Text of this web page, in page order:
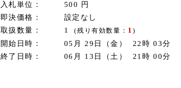
入札単位：
500 円
即決価格：
設定なし
取扱数量：
1(残り有効数量： 1 )
開始日時：
05月 29日（金） 22時 03分
終了日時：
06月 13日（土） 21時 00分